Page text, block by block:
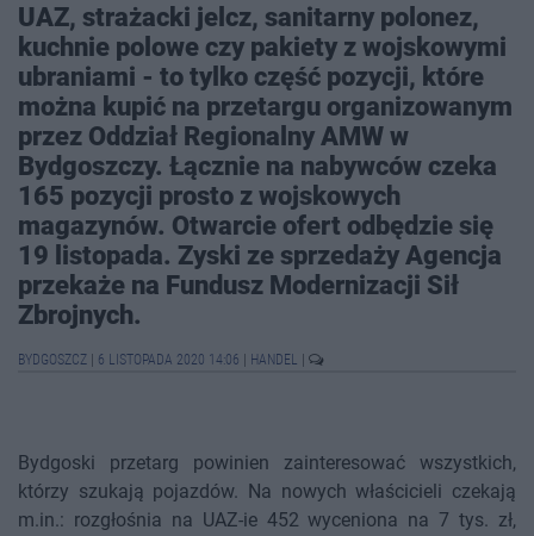
UAZ, strażacki jelcz, sanitarny polonez,
kuchnie polowe czy pakiety z wojskowymi
ubraniami - to tylko część pozycji, które
można kupić na przetargu organizowanym
przez Oddział Regionalny AMW w
Bydgoszczy. Łącznie na nabywców czeka
165 pozycji prosto z wojskowych
magazynów. Otwarcie ofert odbędzie się
19 listopada. Zyski ze sprzedaży Agencja
przekaże na Fundusz Modernizacji Sił
Zbrojnych.
BYDGOSZCZ 6 LISTOPADA 2020 14:06 HANDEL
Bydgoski przetarg powinien zainteresować wszystkich,
którzy szukają pojazdów. Na nowych właścicieli czekają
m.in.: rozgłośnia na UAZ-ie 452 wyceniona na 7 tys. zł,